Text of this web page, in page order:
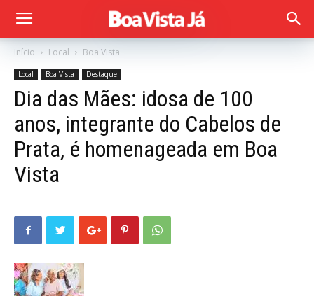
Início Local Boa Vista
Local Boa Vista Destaque
Dia das Mães: idosa de 100
anos, integrante do Cabelos de
Prata, é homenageada em Boa
Vista